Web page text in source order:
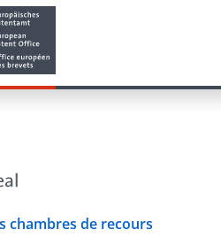
chambres de recours